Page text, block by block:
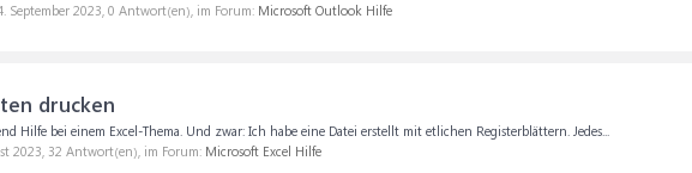
September 2023, 0 Antwort(en), im Forum: Microsoft Outlook Hilfe
drucken
Hilfe bei einem Excel-Thema. Und zwar: Ich habe eine Datei erstellt mit etlichen Registerblättern. Jedes...
2023, 32 Antwort(en), im Forum: Microsoft Excel Hilfe